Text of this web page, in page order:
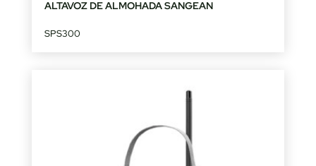
ALTAVOZ DE ALMOHADA SANGEAN
SPS300